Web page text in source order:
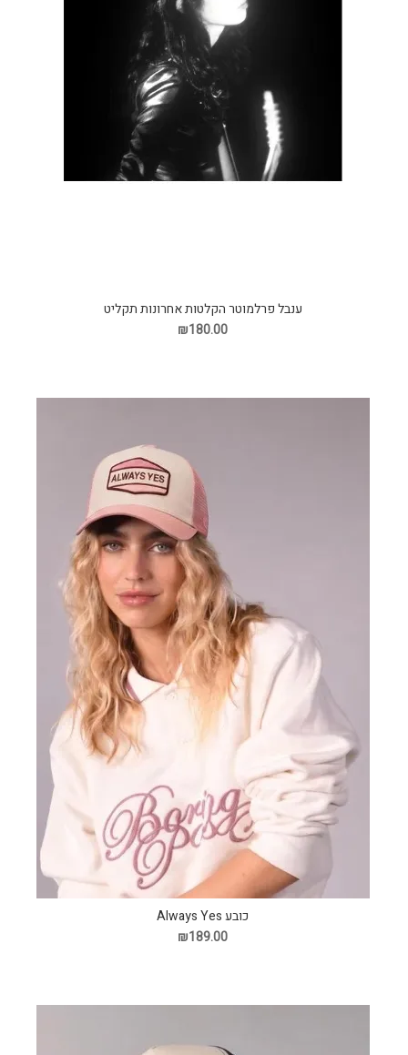
ענבל פרלמוטר הקלטות אחרונות תקליט
₪180.00
כובע Always Yes
₪189.00